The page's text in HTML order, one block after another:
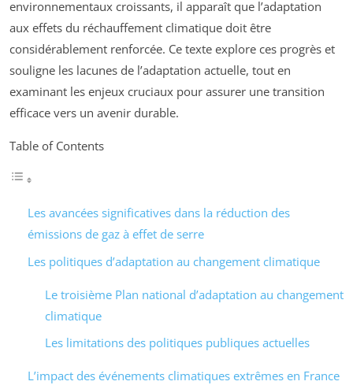
environnementaux croissants, il apparaît que l’adaptation
aux effets du réchauffement climatique doit être
considérablement renforcée. Ce texte explore ces progrès et
souligne les lacunes de l’adaptation actuelle, tout en
examinant les enjeux cruciaux pour assurer une transition
efficace vers un avenir durable.
Table of Contents
Les avancées significatives dans la réduction des
émissions de gaz à effet de serre
Les politiques d’adaptation au changement climatique
Le troisième Plan national d’adaptation au changement
climatique
Les limitations des politiques publiques actuelles
L’impact des événements climatiques extrêmes en France